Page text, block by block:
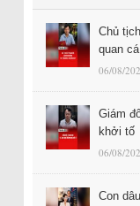
Chủ
quan
06/08/
Giám
khởi tố
06/08/
Con